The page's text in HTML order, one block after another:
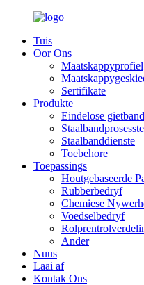
Tuis
Oor Ons
Maatskappyprofiel
Sertifikate
Produkte
Eindelose gietband
Staalbanddienste
Toebehore
Toepassings
Houtgebaseerde
Rubberbedryf
Chemiese
Voedselbedryf
Ander
Nuus
Laai af
Kontak Ons